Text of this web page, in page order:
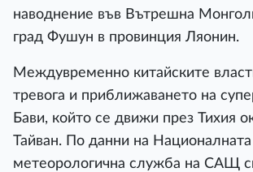
наводнение във Вътрешна
град Фушун в провинция Ляонин.
Междувременно китайските
тревога и приближаването на
Бави, който се движи през Тихия
Тайван. По данни на Националната
метеорологична служба на САЩ